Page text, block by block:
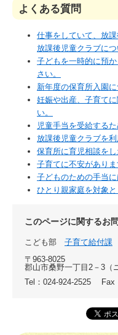
よくある質問
仕事をしていて、放
放課後児童クラブにつ
子どもを一時的に預
さい。
新年度の保育所入園
妊娠や出産、子育て
い。
児童手当を受給する
放課後児童クラブを
保育所に育児相談を
子育てに不安があり
子どものための手当
ひとり親家庭を対象
このページに関するお
こども部 子育て給付課
〒963-8025
郡山市桑野一丁目2－3（
Tel：024-924-2525
Fax